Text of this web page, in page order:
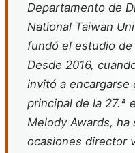
Departamento de
National Taiwan
fundó el estudio
Desde 2016,
invitó a encargarse
principal de la 27.ª
Melody Awards, ha
ocasiones director